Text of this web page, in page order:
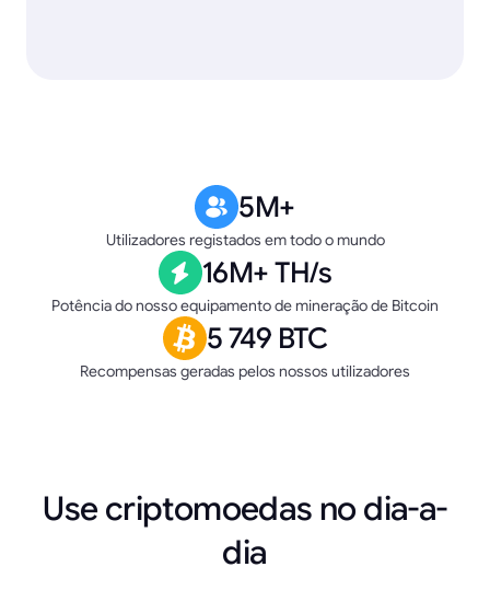
5M+
Utilizadores registados em todo o mundo
16M+ TH/s
Potência do nosso equipamento de mineração de Bitcoin
5 749 BTC
Recompensas geradas pelos nossos utilizadores
Use criptomoedas no dia-a-
dia